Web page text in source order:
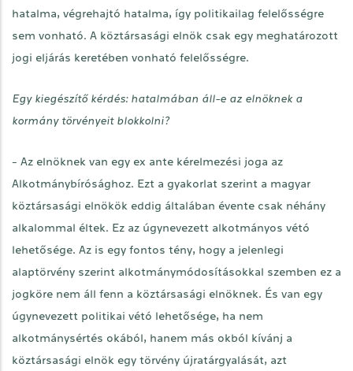
hatalma, végrehajtó hatalma, így politikailag felelősségre
sem vonható. A köztársasági elnök csak egy meghatározott
jogi eljárás keretében vonható felelősségre.
Egy kiegészítő kérdés: hatalmában áll-e az elnöknek a
kormány törvényeit blokkolni?
- Az elnöknek van egy ex ante kérelmezési joga az
Alkotmánybírósághoz. Ezt a gyakorlat szerint a magyar
köztársasági elnökök eddig általában évente csak néhány
alkalommal éltek. Ez az úgynevezett alkotmányos vétó
lehetősége. Az is egy fontos tény, hogy a jelenlegi
alaptörvény szerint alkotmánymódosításokkal szemben ez a
jogköre nem áll fenn a köztársasági elnöknek. És van egy
úgynevezett politikai vétó lehetősége, ha nem
alkotmánysértés okából, hanem más okból kívánj a
köztársasági elnök egy törvény újratárgyalását, azt